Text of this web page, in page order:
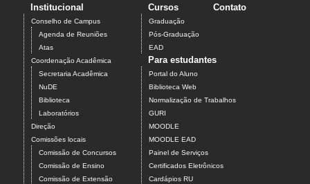
Institucional
Conselho de Campus
Agenda de Reuniões
Atas
Coordenação Acadêmica
Secretaria Acadêmica
NuDE
Biblioteca
Laboratórios
Direção
Comissões locais
Comissão de Concursos
Comissão de Ensino
Comissão de Extensão
Cursos
Graduação
Pós-Graduação
EAD
Contato
Para estudantes
Portal do Aluno
Biblioteca Web
Normalização de Trabalhos
GURI
MOODLE
MOODLE EAD
Painel de Serviços
Certificados Eletrônicos
Cardápios RU